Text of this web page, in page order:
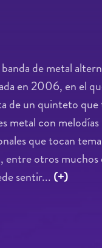
de metal
en 2006, en el
de un quinteto que
metal con melodías
que tocan
entre otros
sentir... (+)